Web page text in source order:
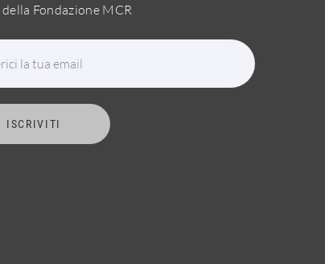
Fondazione MCR
la tua email
ISCRIVITI